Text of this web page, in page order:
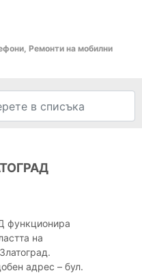
Ремонти на мобилни
функционира
на
адрес – бул.